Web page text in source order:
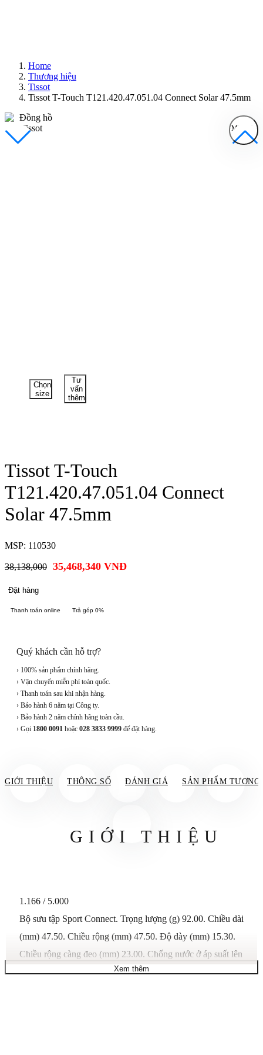
Home
Thương hiệu
Tissot
Tissot T-Touch T121.420.47.051.04 Connect Solar 47.5mm
MENU
Đồng Hồ Nam
Chọn
size
Tư
vấn
thêm
Tissot T-Touch
T121.420.47.051.04 Connect
Solar 47.5mm
MSP: 110530
38,138,000 35,468,340 VNĐ
Đặt hàng
Thanh toán online Trả góp 0%
Quý khách cần hỗ trợ?
› 100% sản phẩm chính hãng.
› Vận chuyển miễn phí toàn quốc.
› Thanh toán sau khi nhận hàng.
› Bảo hành 6 năm tại Công ty.
› Bảo hành 2 năm chính hãng toàn cầu.
› Gọi 1800 0091 hoặc 028 3833 9999 để đặt hàng.
GIỚI THIỆU THÔNG SỐ ĐÁNH GIÁ SẢN PHẨM TƯƠNG
GIỚI THIỆU
1.166 / 5.000
Bộ sưu tập Sport Connect. Trọng lượng (g) 92.00. Chiều dài
(mm) 47.50. Chiều rộng (mm) 47.50. Độ dày (mm) 15.30.
Chiều rộng càng đeo (mm) 23.00. Chống nước ở áp suất lên
đến 10 bar (100 m / 330 ft). Hình dạng vỏ Tròn. Chất liệu
Xem thêm